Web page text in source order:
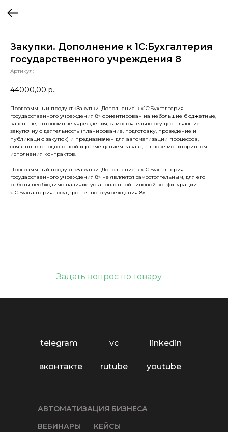
Закупки. Дополнение к 1С:Бухгалтерия
государственного учреждения 8
Артикул:
44000,00 р.
Программный продукт «Закупки. Дополнение к «1С:Бухгалтерия
государственного учреждения 8» ориентирован на небольшие бюджетные,
казенные, автономные учреждения, самостоятельно осуществляющие
закупочную деятельность (планирование, подготовку, проведение и
публикацию закупок) и предназначен для автоматизации процессов,
связанных с подготовкой и размещением заказа, а также мониторингом
исполнения контрактов.
Программный продукт «Закупки. Дополнение к «1С:Бухгалтерия
государственного учреждения 8» не является самостоятельным, для его
работы необходимо наличие установленной типовой конфигурации
«1С:Бухгалтерия государственного учреждения 8».
Задать вопрос по товару
vc linkedin
вконтакте rutube youtube
ВЕБИНАРЫ КЕЙСЫ
АВТОМАТИЗАЦИЯ БИЗНЕСА
telegram